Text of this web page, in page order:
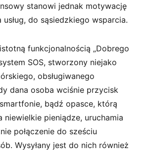
stanowi jednak motywację
do sąsiedzkiego wsparcia.
funkcjonalnością „Dobrego
SOS, stworzony niejako
obsługiwanego
dana osoba wciśnie przycisk
bądź opasce, którą
niewielkie pieniądze, uruchamia
połączenie do sześciu
Wysyłany jest do nich również